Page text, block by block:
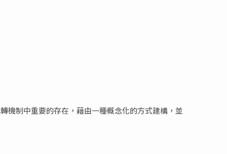
機制中重要的存在，藉由一種概念化的方式建構，並